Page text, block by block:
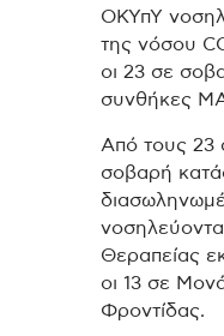
ΟΚΥπΥ
της νόσου
οι 23 σε
συνθήκες
Από τους 23
σοβαρή
Θεραπείας
οι 13 σε
Φροντίδας.